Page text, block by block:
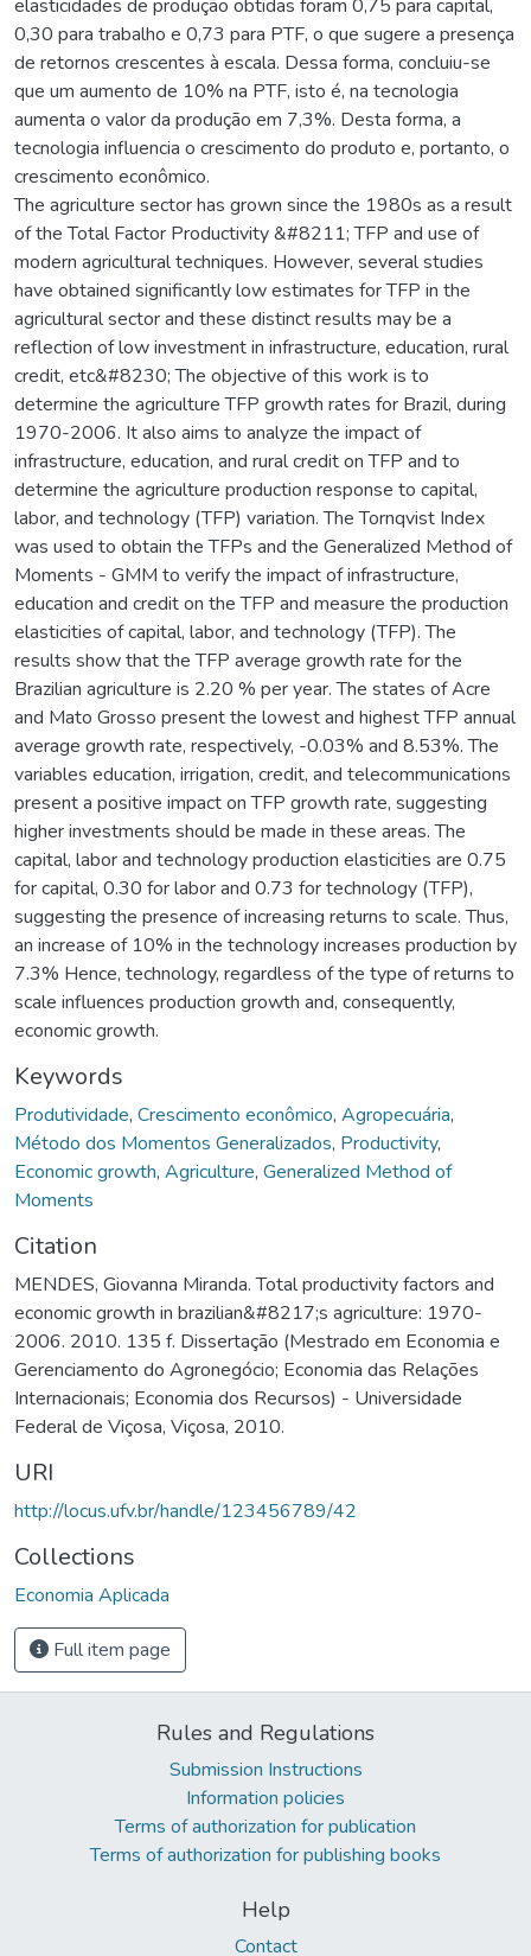
elasticidades de produção obtidas foram 0,75 para capital,
0,30 para trabalho e 0,73 para PTF, o que sugere a presença
de retornos crescentes à escala. Dessa forma, concluiu-se
que um aumento de 10% na PTF, isto é, na tecnologia
aumenta o valor da produção em 7,3%. Desta forma, a
tecnologia influencia o crescimento do produto e, portanto, o
crescimento econômico.
The agriculture sector has grown since the 1980s as a result
of the Total Factor Productivity &#8211; TFP and use of
modern agricultural techniques. However, several studies
have obtained significantly low estimates for TFP in the
agricultural sector and these distinct results may be a
reflection of low investment in infrastructure, education, rural
credit, etc&#8230; The objective of this work is to
determine the agriculture TFP growth rates for Brazil, during
1970-2006. It also aims to analyze the impact of
infrastructure, education, and rural credit on TFP and to
determine the agriculture production response to capital,
labor, and technology (TFP) variation. The Tornqvist Index
was used to obtain the TFPs and the Generalized Method of
Moments - GMM to verify the impact of infrastructure,
education and credit on the TFP and measure the production
elasticities of capital, labor, and technology (TFP). The
results show that the TFP average growth rate for the
Brazilian agriculture is 2.20 % per year. The states of Acre
and Mato Grosso present the lowest and highest TFP annual
average growth rate, respectively, -0.03% and 8.53%. The
variables education, irrigation, credit, and telecommunications
present a positive impact on TFP growth rate, suggesting
higher investments should be made in these areas. The
capital, labor and technology production elasticities are 0.75
for capital, 0.30 for labor and 0.73 for technology (TFP),
suggesting the presence of increasing returns to scale. Thus,
an increase of 10% in the technology increases production by
7.3% Hence, technology, regardless of the type of returns to
scale influences production growth and, consequently,
economic growth.
Keywords
Produtividade, Crescimento econômico, Agropecuária,
Método dos Momentos Generalizados, Productivity,
Economic growth, Agriculture, Generalized Method of
Moments
Citation
MENDES, Giovanna Miranda. Total productivity factors and
economic growth in brazilian&#8217;s agriculture: 1970-
2006. 2010. 135 f. Dissertação (Mestrado em Economia e
Gerenciamento do Agronegócio; Economia das Relações
Internacionais; Economia dos Recursos) - Universidade
Federal de Viçosa, Viçosa, 2010.
URI
http://locus.ufv.br/handle/123456789/42
Collections
Economia Aplicada
Full item page
Rules and Regulations
Submission Instructions
Information policies
Terms of authorization for publication
Terms of authorization for publishing books
Help
Contact